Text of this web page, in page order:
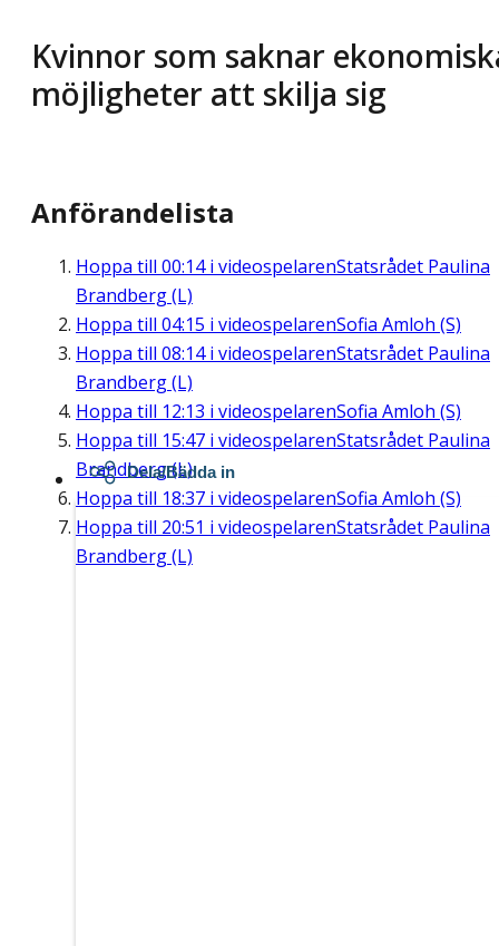
Kvinnor som saknar
möjligheter att skilja sig
Anförandelista
Hoppa till 00:14i videospelarenStatsrådet Paulina
Brandberg (L)
Hoppa till 04:15 i videospelarenSofia Amloh (S)
Hoppa till 08:14i videospelarenStatsrådet Paulina
Brandberg (L)
Hoppa till 12:13 i videospelarenSofia Amloh (S)
Hoppa till 15:47 i videospelarenStatsrådet Paulina
Brandberg (L)
Hoppa till 18:37 i videospelarenSofia Amloh (S)
Hoppa till 20:51 i videospelarenStatsrådet Paulina
Brandberg (L)
Dela/Bädda in